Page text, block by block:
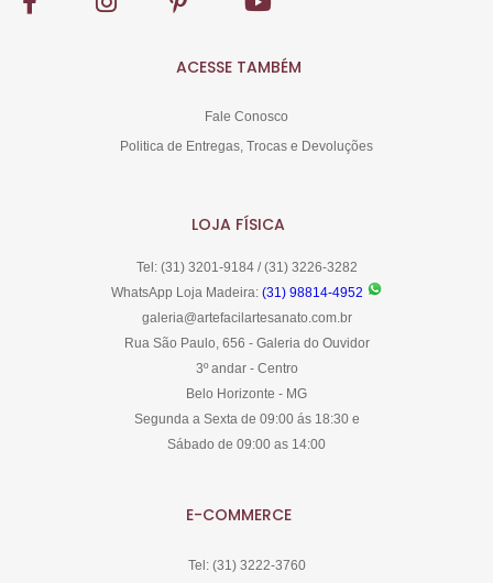
ACESSE TAMBÉM
Fale Conosco
Politica de Entregas, Trocas e Devoluções
LOJA FÍSICA
Tel: (31) 3201-9184 / (31) 3226-3282
WhatsApp Loja Madeira: (31) 98814-4952
galeria@artefacilartesanato.com.br
Rua São Paulo, 656 - Galeria do Ouvidor
3º andar - Centro
Belo Horizonte - MG
Segunda a Sexta de 09:00 ás 18:30 e
Sábado de 09:00 as 14:00
E-COMMERCE
Tel: (31) 3222-3760